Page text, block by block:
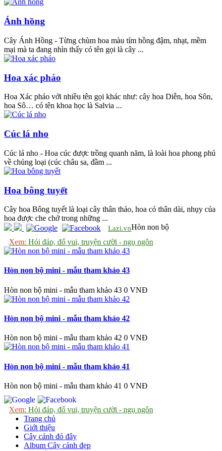
Ánh hồng
Cây Ánh Hồng - Từng chùm hoa màu tím hồng đậm, nhạt, mềm
mại mà ta đang nhìn thấy có tên gọi là cây ...
Hoa xác pháo
Hoa Xác pháo với nhiều tên gọi khác như: cây hoa Diễn, hoa Sôn,
hoa Sô… có tên khoa học là Salvia ...
Cúc lá nho
Cúc lá nho - Hoa cúc được trồng quanh năm, là loài hoa phong phú
về chủng loại (cúc châu sa, đầm ...
Hoa bông tuyết
Cây hoa Bông tuyết là loại cây thân thảo, hoa có thân dài, nhụy của
hoa được che chở trong những ...
Lazi.vn
Xem: Hỏi đáp, đố vui, truyện cười - ngụ ngôn
Hòn non bộ
Hòn non bộ mini - mẫu tham khảo 43
Hòn non bộ mini - mẫu tham khảo 43 0 VNĐ
Hòn non bộ mini - mẫu tham khảo 42
Hòn non bộ mini - mẫu tham khảo 42 0 VNĐ
Hòn non bộ mini - mẫu tham khảo 41
Hòn non bộ mini - mẫu tham khảo 41 0 VNĐ
Xem: Hỏi đáp, đố vui, truyện cười - ngụ ngôn
Trang chủ
Giới thiệu
Cây cảnh đó đây
Album Cây cảnh đẹp